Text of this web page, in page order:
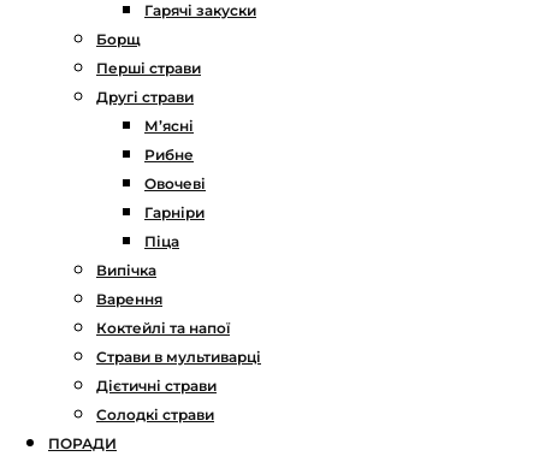
Гарячі закуски
Борщ
Перші страви
Другі страви
М’ясні
Рибне
Овочеві
Гарніри
Піца
Випічка
Варення
Коктейлі та напої
Страви в мультиварці
Дієтичні страви
Солодкі страви
ПОРАДИ